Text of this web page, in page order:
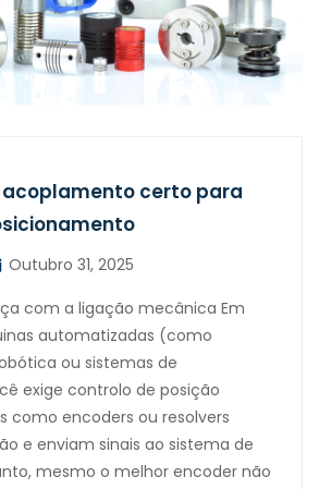
acoplamento certo para
Outubro 31, 2025
com a ligação mecânica Em
automatizadas (como
ou sistemas de
exige controlo de posição
como encoders ou resolvers
e enviam sinais ao sistema de
mesmo o melhor encoder não